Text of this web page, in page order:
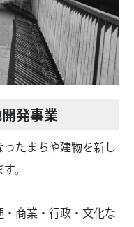
発事業
ったまちや建物を新し
。
商業・行政・文化な